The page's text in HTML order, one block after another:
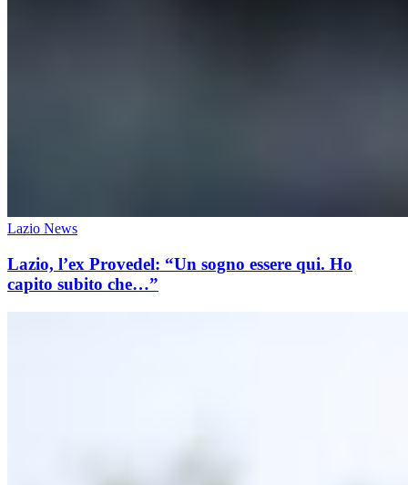
Lazio News
Lazio, l’ex Provedel: “Un sogno essere qui. Ho
capito subito che…”